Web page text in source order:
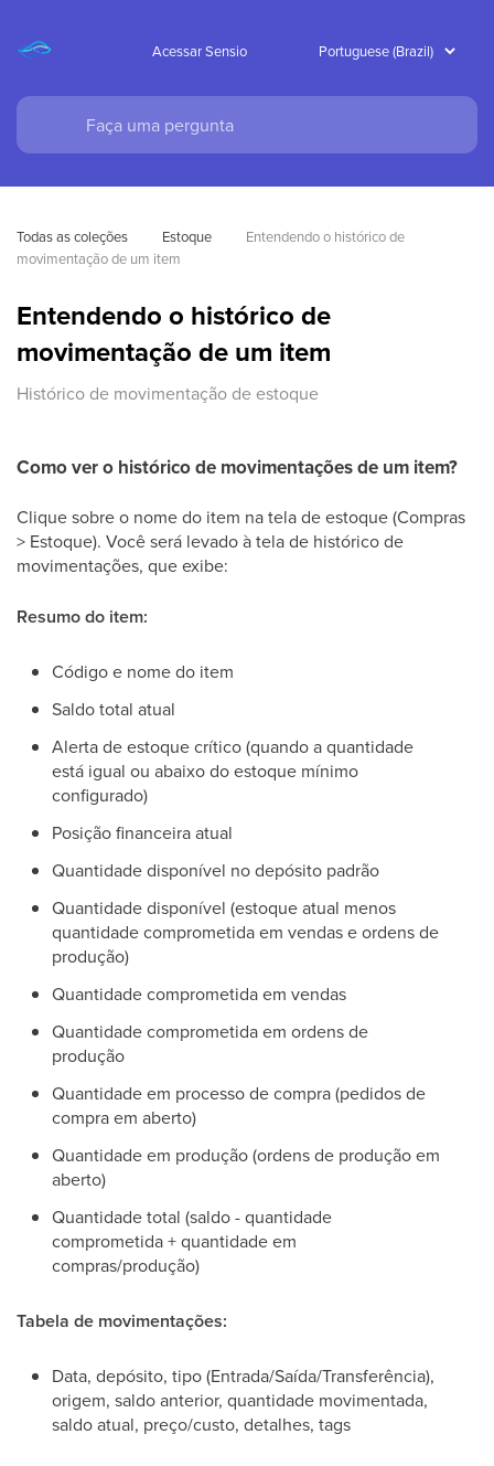
Acessar Sensio
Todas as coleções Estoque
Entendendo o histórico de
movimentação de um item
Entendendo o histórico de
movimentação de um item
Histórico de movimentação de estoque
Como ver o histórico de movimentações de um item?
Clique sobre o nome do item na tela de estoque (Compras
> Estoque). Você será levado à tela de histórico de
movimentações, que exibe:
Resumo do item:
Código e nome do item
Saldo total atual
Alerta de estoque crítico (quando a quantidade
está igual ou abaixo do estoque mínimo
configurado)
Posição financeira atual
Quantidade disponível no depósito padrão
Quantidade disponível (estoque atual menos
quantidade comprometida em vendas e ordens de
produção)
Quantidade comprometida em vendas
Quantidade comprometida em ordens de
produção
Quantidade em processo de compra (pedidos de
compra em aberto)
Quantidade em produção (ordens de produção em
aberto)
Quantidade total (saldo - quantidade
comprometida + quantidade em
compras/produção)
Tabela de movimentações:
Data, depósito, tipo (Entrada/Saída/Transferência),
origem, saldo anterior, quantidade movimentada,
saldo atual, preço/custo, detalhes, tags